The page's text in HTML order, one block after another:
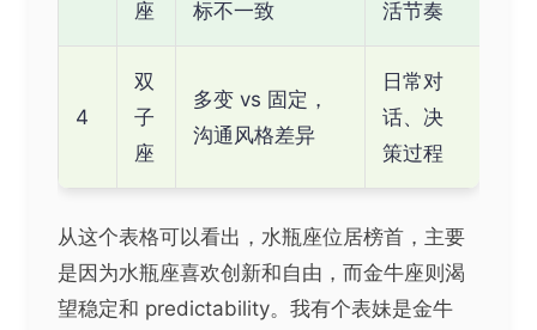
座 标不一致 活节奏
4
双
子
座
多变 vs 固定，
沟通风格差异
日常对
话、决
策过程
从这个表格可以看出，水瓶座位居榜首，主要
是因为水瓶座喜欢创新和自由，而金牛座则渴
望稳定和 predictability。我有个表妹是金牛